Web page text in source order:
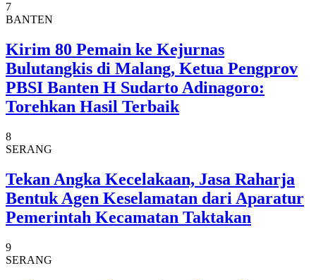
7
BANTEN
Kirim 80 Pemain ke Kejurnas
Bulutangkis di Malang, Ketua Pengprov
PBSI Banten H Sudarto Adinagoro:
Torehkan Hasil Terbaik
8
SERANG
Tekan Angka Kecelakaan, Jasa Raharja
Bentuk Agen Keselamatan dari Aparatur
Pemerintah Kecamatan Taktakan
9
SERANG